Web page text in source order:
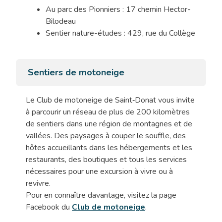
Au parc des Pionniers : 17 chemin Hector-
Bilodeau
Sentier nature-études : 429, rue du Collège
Sentiers de motoneige
Le Club de motoneige de Saint‑Donat vous invite
à parcourir un réseau de plus de 200 kilomètres
de sentiers dans une région de montagnes et de
vallées. Des paysages à couper le souffle, des
hôtes accueillants dans les hébergements et les
restaurants, des boutiques et tous les services
nécessaires pour une excursion à vivre ou à
revivre.
Pour en connaître davantage, visitez la page
Facebook du Club de motoneige.